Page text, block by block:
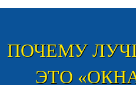
ПОЧЕМУ
ЭТО